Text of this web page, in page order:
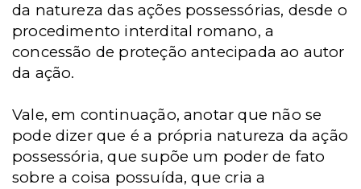
da natureza das ações possessórias, desde o
procedimento interdital romano, a
concessão de proteção antecipada ao autor
da ação.
Vale, em continuação, anotar que não se
pode dizer que é a própria natureza da ação
possessória, que supõe um poder de fato
sobre a coisa possuída, que cria a